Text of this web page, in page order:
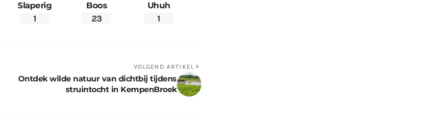
Slaperig
1
Boos
23
Uhuh
1
VOLGEND ARTIKEL
Ontdek wilde natuur van dichtbij tijdens
struintocht in KempenBroek